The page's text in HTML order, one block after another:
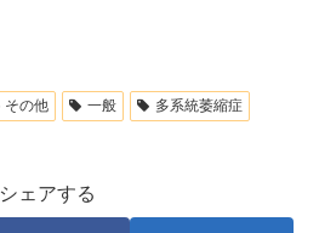
その他 一般
多系統萎縮症
シェアする